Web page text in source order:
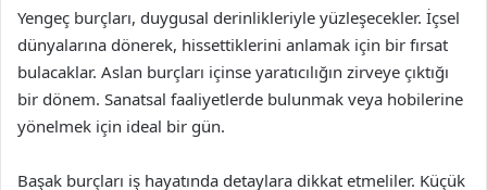
Yengeç burçları, duygusal derinlikleriyle yüzleşecekler. İçsel
dünyalarına dönerek, hissettiklerini anlamak için bir fırsat
bulacaklar. Aslan burçları içinse yaratıcılığın zirveye çıktığı
bir dönem. Sanatsal faaliyetlerde bulunmak veya hobilerine
yönelmek için ideal bir gün.
Başak burçları iş hayatında detaylara dikkat etmeliler. Küçük